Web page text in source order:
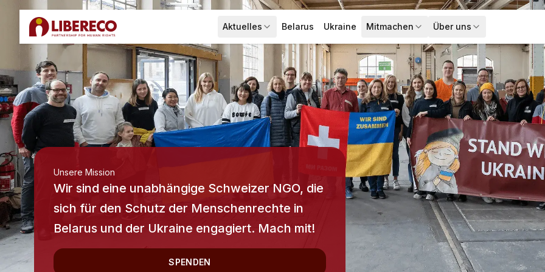
Aktuelles
Menü ausklappen Aktuelles
Belarus Ukraine Mitmachen
Menü ausklappen Mitmachen
Über uns
Menü ausklappen
Unsere Mission
Wir sind eine unabhängige Schweizer NGO, die
sich für den Schutz der Menschenrechte in
Belarus und der Ukraine engagiert. Mach mit!
SPENDEN